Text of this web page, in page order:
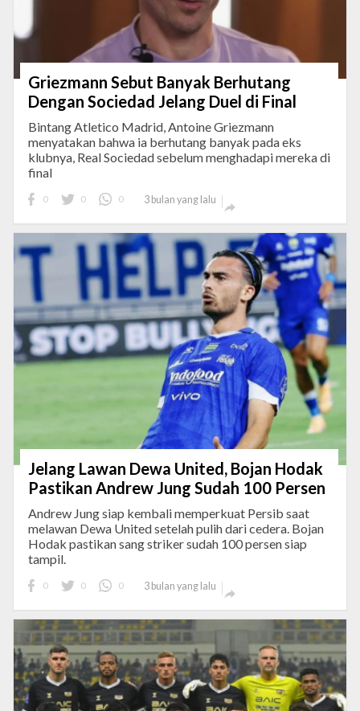
Griezmann Sebut Banyak Berhutang
Dengan Sociedad Jelang Duel di Final
Bintang Atletico Madrid, Antoine Griezmann
menyatakan bahwa ia berhutang banyak pada eks
klubnya, Real Sociedad sebelum menghadapi mereka di
final
0 0 0 3 bulan yang lalu

Jelang Lawan Dewa United, Bojan Hodak
Pastikan Andrew Jung Sudah 100 Persen
Andrew Jung siap kembali memperkuat Persib saat
melawan Dewa United setelah pulih dari cedera. Bojan
Hodak pastikan sang striker sudah 100 persen siap
tampil.
0 0 0 3 bulan yang lalu
